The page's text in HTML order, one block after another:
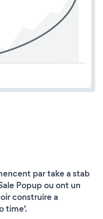
par take a stab
Popup ou ont un
construire a
time'.